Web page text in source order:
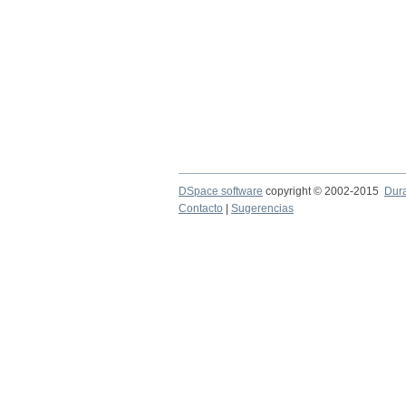
DSpace software copyright © 2002-2015
Contacto
Sugerencias